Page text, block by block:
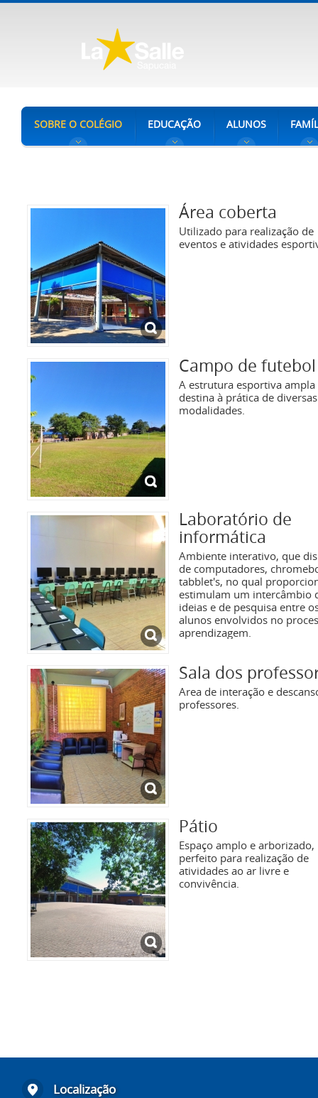
SOBRE O COLÉGIO EDUCAÇÃO ALUNOS
Área coberta
Utilizado para realização de
eventos e atividades
Campo de futebol
A estrutura esportiva ampla
destina à prática de diversas
modalidades.
Laboratório de
informática
Ambiente interativo, que
de computadores,
tabblet's, no qual
estimulam um intercâmbio
ideias e de pesquisa entre
alunos envolvidos no
aprendizagem.
Sala dos
Area de interação e
professores.
Pátio
Espaço amplo e arborizado,
perfeito para realização de
atividades ao ar livre e
convivência.
Localização